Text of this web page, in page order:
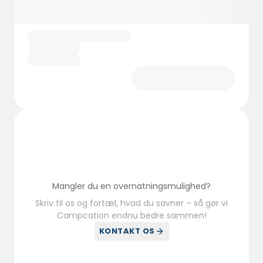
Mangler du en overnatningsmulighed?
Skriv til os og fortæl, hvad du savner – så gør vi
Campcation endnu bedre sammen!
KONTAKT OS